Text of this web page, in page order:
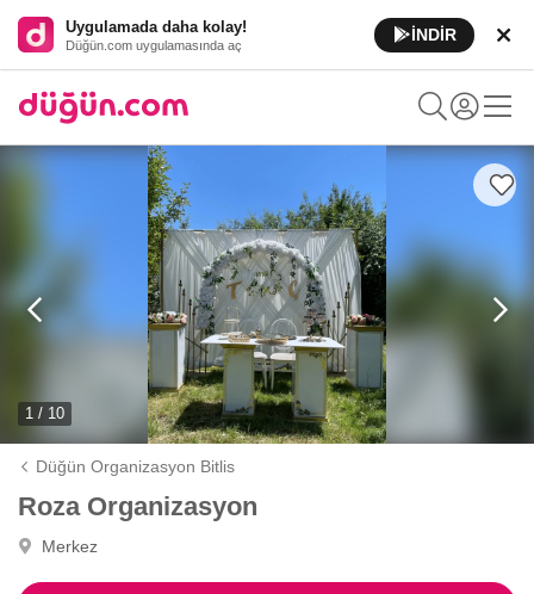
Uygulamada daha kolay!
Düğün.com uygulamasında aç
İNDİR
1 / 10
Düğün Organizasyon Bitlis
Roza Organizasyon
Merkez